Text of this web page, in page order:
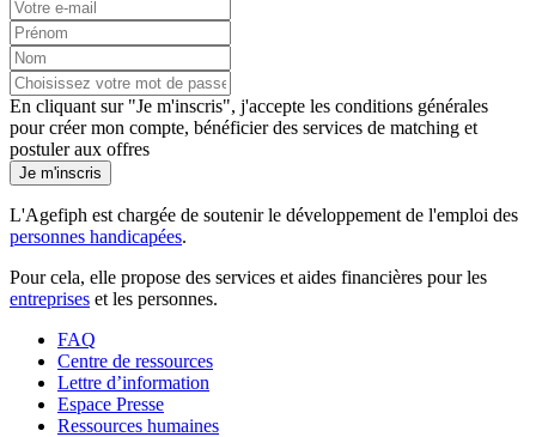
En cliquant sur "Je m'inscris", j'accepte les conditions générales
pour créer mon compte, bénéficier des services de matching et
postuler aux offres
Je m'inscris
L'Agefiph est chargée de soutenir le développement de l'emploi des
personnes handicapées.
Pour cela, elle propose des services et aides financières pour les
entreprises et les personnes.
FAQ
Centre de ressources
Lettre d’information
Espace Presse
Ressources humaines